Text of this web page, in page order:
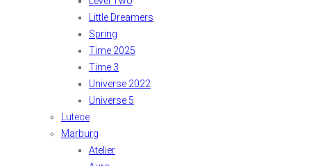
Little Dreamers
Spring
Time 2025
Time 3
Universe 2022
Universe 5
Lutece
Marburg
Atelier